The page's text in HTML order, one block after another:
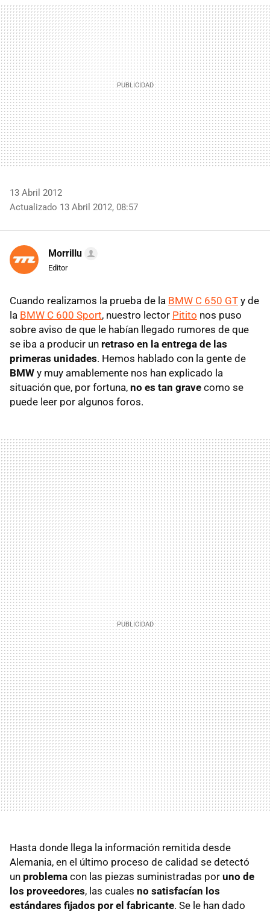
MAIL
13 Abril 2012
Actualizado 13 Abril 2012, 08:57
Morrillu
Editor
Cuando realizamos la prueba de la BMW C 650 GT y de
la BMW C 600 Sport, nuestro lector Pitito nos puso
sobre aviso de que le habían llegado rumores de que
se iba a producir un retraso en la entrega de las
primeras unidades. Hemos hablado con la gente de
BMW y muy amablemente nos han explicado la
situación que, por fortuna, no es tan grave como se
puede leer por algunos foros.
Hasta donde llega la información remitida desde
Alemania, en el último proceso de calidad se detectó
un problema con las piezas suministradas por uno de
los proveedores, las cuales no satisfacían los
estándares fijados por el fabricante. Se le han dado